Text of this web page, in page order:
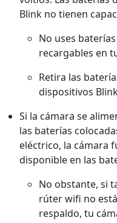
Blink no tienen
No uses
recargables en
Retira las
dispositivos
Si la cámara se
las baterías
eléctrico, la cámara
disponible en las
No obstante, si
rúter wifi no
respaldo, tu